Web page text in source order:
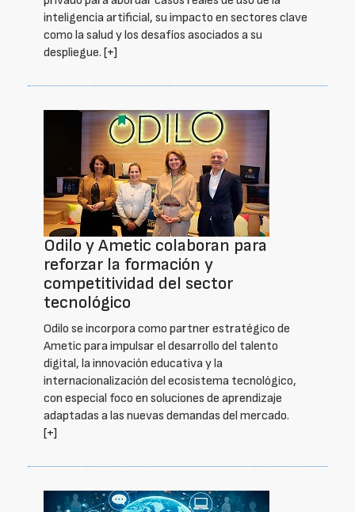
inteligencia artificial, su impacto en sectores clave
como la salud y los desafíos asociados a su
despliegue. [+]
Odilo y Ametic colaboran para
reforzar la formación y
competitividad del sector
tecnológico
Odilo se incorpora como partner estratégico de
Ametic para impulsar el desarrollo del talento
digital, la innovación educativa y la
internacionalización del ecosistema tecnológico,
con especial foco en soluciones de aprendizaje
adaptadas a las nuevas demandas del mercado.
[+]